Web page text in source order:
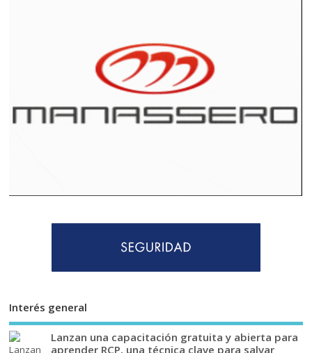
Interés general
Lanzan una capacitación gratuita y abierta para
aprender RCP, una técnica clave para salvar